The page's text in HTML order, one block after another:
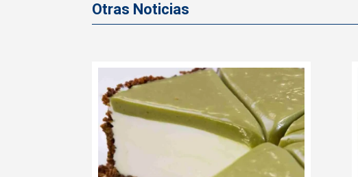
Otras Noticias